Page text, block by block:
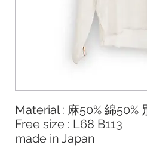
Material : 麻50% 綿50%
Free size : L68 B113
made in Japan